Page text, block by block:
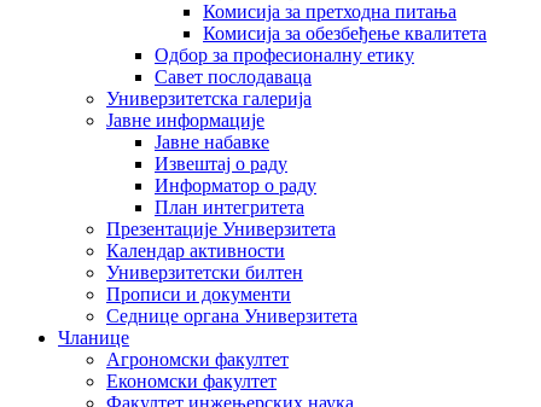
Комисија за претходна питања
Комисија за обезбеђење квалитета
Одбор за професионалну етику
Савет послодаваца
Универзитетска галерија
Јавне информације
Јавне набавке
Извештај о раду
Информатор о раду
План интегритета
Презентације Универзитета
Календар активности
Универзитетски билтен
Прописи и документи
Седнице органа Универзитета
Чланице
Агрономски факултет
Економски факултет
Факултет инжењерских наука